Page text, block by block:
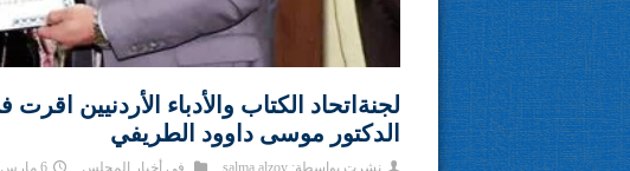
لجنةاتحاد الكتاب والأدباء الأردنيين
الدكتور موسى داوود الطريفي
نشرت بواسطة:salma alzoy في أخبار المجلس 6 مارس، 2016